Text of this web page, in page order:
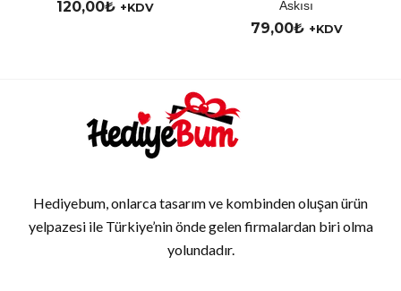
Hediyebum, onlarca tasarım ve kombinden oluşan ürün
yelpazesi ile Türkiye’nin önde gelen firmalardan biri olma
yolundadır.